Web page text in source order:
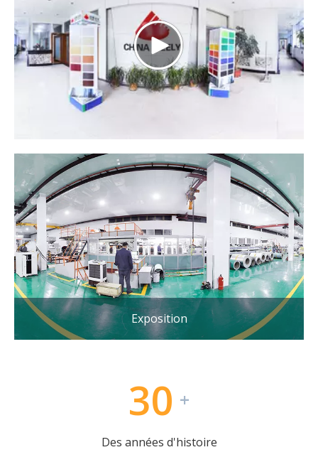
Exposition
30 +
Des années d'histoire